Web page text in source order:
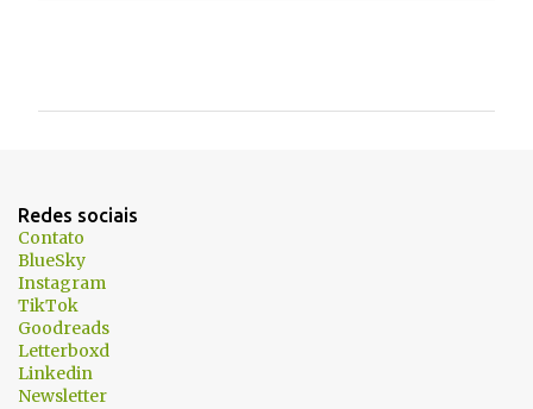
á
r
i
o
s
Redes sociais
Contato
BlueSky
Instagram
TikTok
Goodreads
Letterboxd
Linkedin
Newsletter